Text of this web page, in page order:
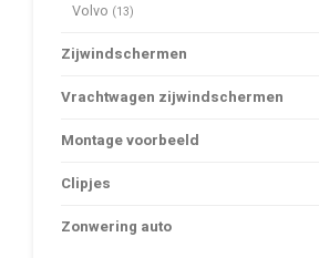
Volvo (13)
Zijwindschermen
Vrachtwagen zijwindschermen
Montage voorbeeld
Clipjes
Zonwering auto